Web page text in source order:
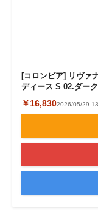
[コロンビア] リヴァ
ディース S 02.ダー
￥16,8302026/05/29